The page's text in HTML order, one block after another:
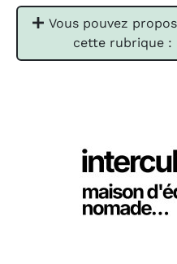
Vous pouvez
cette rubrique :